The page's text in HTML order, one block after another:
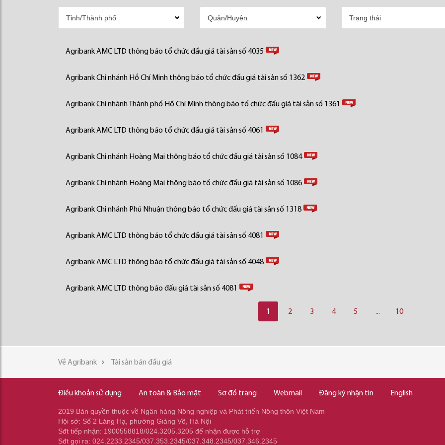
Agribank AMC LTD thông báo tổ chức đấu giá tài sản số 4035
Agribank Chi nhánh Hồ Chí Minh thông báo tổ chức đấu giá tài sản số 1362
Agribank Chi nhánh Thành phố Hồ Chí Minh thông báo tổ chức đấu giá tài sản số 1361
Agribank AMC LTD thông báo tổ chức đấu giá tài sản số 4061
Agribank Chi nhánh Hoàng Mai thông báo tổ chức đấu giá tài sản số 1084
Agribank Chi nhánh Hoàng Mai thông báo tổ chức đấu giá tài sản số 1086
Agribank Chi nhánh Phú Nhuận thông báo tổ chức đấu giá tài sản số 1318
Agribank AMC LTD thông báo tổ chức đấu giá tài sản số 4081
Agribank AMC LTD thông báo tổ chức đấu giá tài sản số 4048
Agribank AMC LTD thông báo đấu giá tài sản số 4081
1 2 3 4 5 ... 10
Về Agribank Tài sản bán đấu giá
Điều khoản sử dụng An toàn & Bảo mật Sơ đồ trang Webmail Đăng ký nhận tin English
2019 Bản quyền thuộc về Ngân hàng Nông nghiệp và Phát triển Nông thôn Việt Nam
Hội sở: Số 2 Láng Hạ, phường Giảng Võ, Hà Nội
Sđt tiếp nhận: 1900558818/024.3205.3205 để nhận được hỗ trợ
Sđt gọi ra: 024.2233.2345/037.353.2345/037.348.2345/037.346.2345